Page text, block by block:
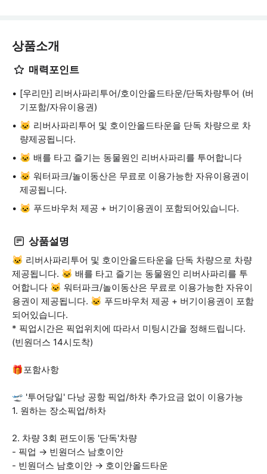
상품소개
매력포인트
[우리만] 리버사파리투어/호이안올드타운/단독차량투어 (버
기포함/자유이용권)
🐱 리버사파리투어 및 호이안올드타운을 단독 차량으로 차
량제공됩니다.
🐱 배를 타고 즐기는 동물원인 리버사파리를 투어합니다
🐱 워터파크/놀이동산은 무료로 이용가능한 자유이용권이
제공됩니다.
🐱 푸드바우처 제공 + 버기이용권이 포함되어있습니다.
상품설명
🐱 리버사파리투어 및 호이안올드타운을 단독 차량으로 차량
제공됩니다. 🐱 배를 타고 즐기는 동물원인 리버사파리를 투
어합니다 🐱 워터파크/놀이동산은 무료로 이용가능한 자유이
용권이 제공됩니다. 🐱 푸드바우처 제공 + 버기이용권이 포함
되어있습니다.
* 픽업시간은 픽업위치에 따라서 미팅시간을 정해드립니다.
(빈원더스 14시도착)
🎁포함사항
🛫 '투어당일' 다낭 공항 픽업/하차 추가요금 없이 이용가능
1. 원하는 장소픽업/하차
2. 차량 3회 편도이동 '단독'차량
- 픽업 → 빈원더스 남호이안
- 빈원더스 남호이안 → 호이안올드타운